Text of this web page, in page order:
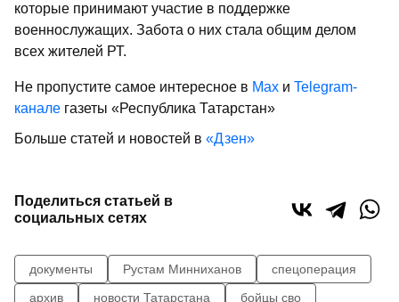
которые принимают участие в поддержке
военнослужащих. Забота о них стала общим делом
всех жителей РТ.
Не пропустите самое интересное в Max и Telegram-
канале газеты «Республика Татарстан»
Больше статей и новостей в «Дзен»
Поделиться статьей в
социальных сетях
документы Рустам Минниханов
спецоперация
архив
новости Татарстана
бойцы сво